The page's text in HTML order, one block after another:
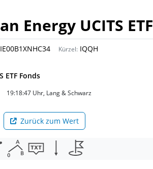
Energy UCITS ETF
IE00B1XNHC34 Kürzel: IQQH
ETF Fonds
19:18:47 Uhr, Lang & Schwarz
Zurück zum Wert